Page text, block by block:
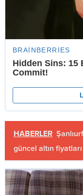
HABERLER
güncel altın fiyatları